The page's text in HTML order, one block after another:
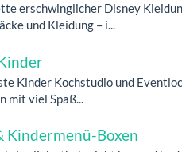
erschwinglicher Disney
und Kleidung – i...
Kinder Kochstudio und
viel Spaß...
Boxen